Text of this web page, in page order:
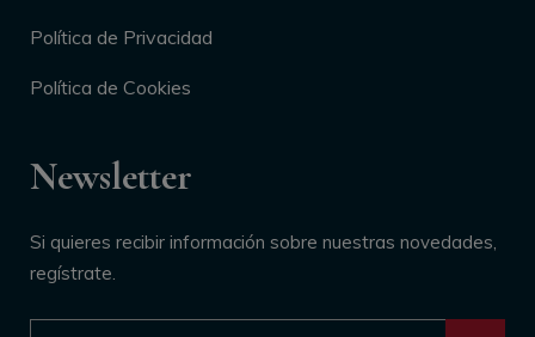
Política de Privacidad
Política de Cookies
Newsletter
Si quieres recibir información sobre nuestras novedades,
regístrate.